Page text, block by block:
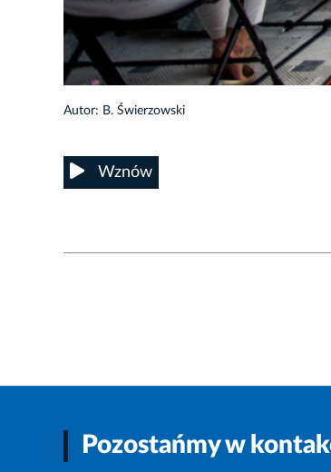
Autor: B. Świerzowski
Wznów
Pozostańmy w